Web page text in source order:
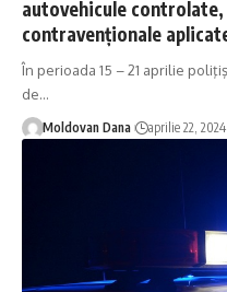
autovehicule controlate,
contravenţionale
În perioada 15 – 21 aprilie
de…
Moldovan Dana aprilie 22, 2024